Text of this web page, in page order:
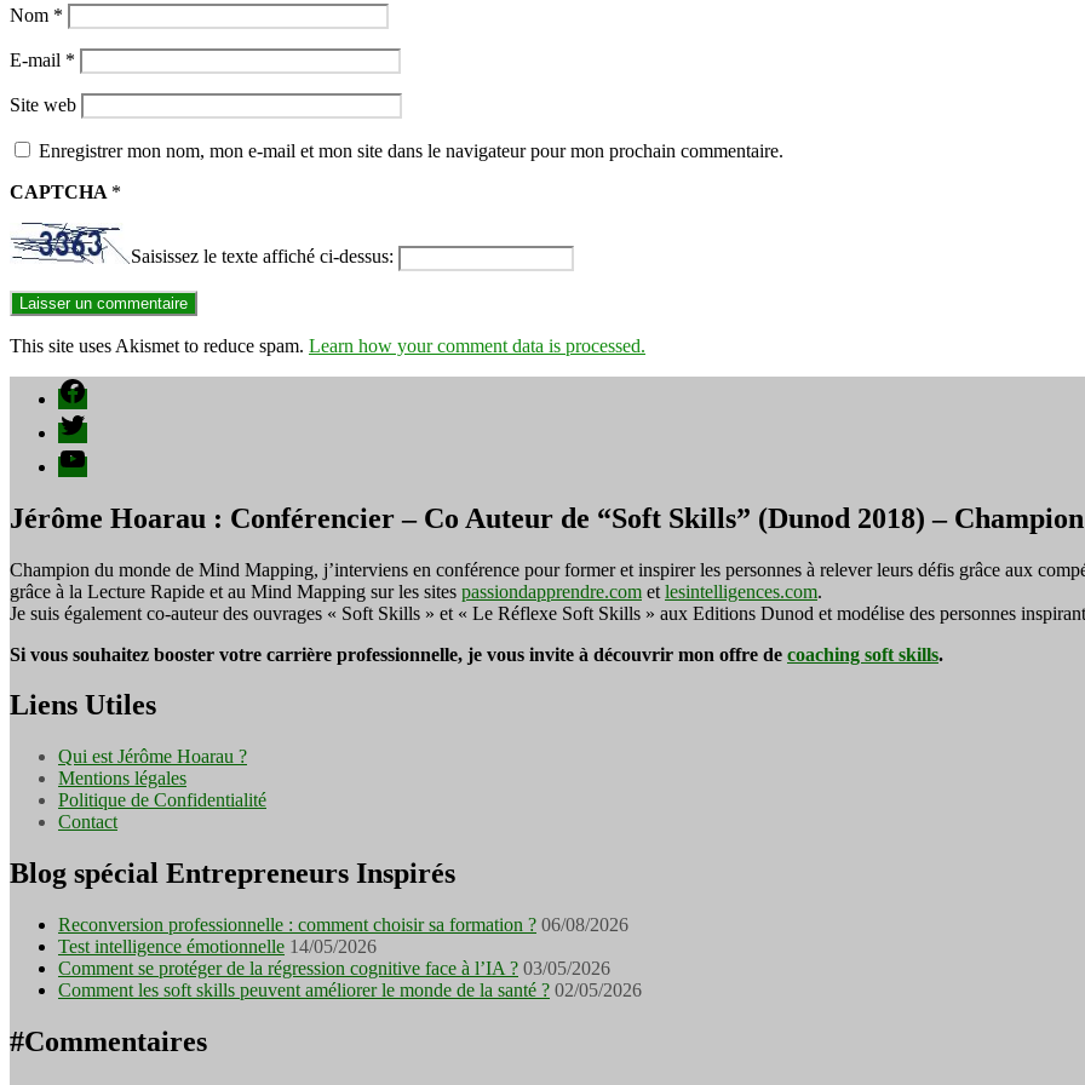
Nom *
E-mail *
Site web
Enregistrer mon nom, mon e-mail et mon site dans le navigateur pour mon prochain commentaire.
CAPTCHA *
Saisissez le texte affiché ci-dessus:
This site uses Akismet to reduce spam. Learn how your comment data is processed.
Facebook
Twitter
YouTube
Jérôme Hoarau : Conférencier – Co Auteur de “Soft Skills” (Dunod 2018) –
Champion du monde de Mind Mapping, j’interviens en conférence pour former et inspirer les personnes à relever leurs défis grâce aux
grâce à la Lecture Rapide et au Mind Mapping sur les sites passiondapprendre.com et lesintelligences.com.
Je suis également co-auteur des ouvrages « Soft Skills » et « Le Réflexe Soft Skills » aux Editions Dunod et modélise des personnes
Si vous souhaitez booster votre carrière professionnelle, je vous invite à découvrir mon offre de coaching soft skills.
Liens Utiles
Qui est Jérôme Hoarau ?
Mentions légales
Politique de Confidentialité
Contact
Blog spécial Entrepreneurs Inspirés
Reconversion professionnelle : comment choisir sa formation ? 06/08/2026
Test intelligence émotionnelle 14/05/2026
Comment se protéger de la régression cognitive face à l’IA ? 03/05/2026
Comment les soft skills peuvent améliorer le monde de la santé ? 02/05/2026
#Commentaires